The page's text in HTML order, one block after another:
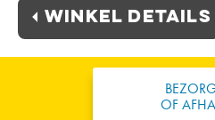
Winkel Details
OF